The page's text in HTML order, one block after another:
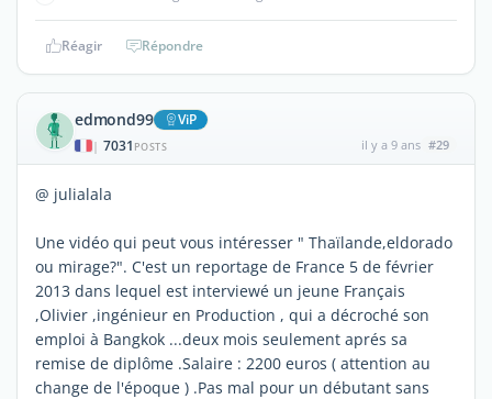
Réagir Répondre
edmond99 ViP
| 7031 POSTS il y a 9 ans #29
@ julialala
Une vidéo qui peut vous intéresser " Thaïlande,eldorado
ou mirage?". C'est un reportage de France 5 de février
2013 dans lequel est interviewé un jeune Français
,Olivier ,ingénieur en Production , qui a décroché son
emploi à Bangkok ...deux mois seulement aprés sa
remise de diplôme .Salaire : 2200 euros ( attention au
change de l'époque ) .Pas mal pour un débutant sans